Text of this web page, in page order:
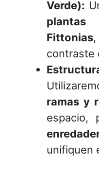
Verde):
Fittonias
contraste
ramas y
espacio,
unifiquen